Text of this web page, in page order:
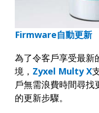
Firmware自動更新
為了令客戶享受最新
境， Zyxel Multy X
戶無需浪費時間尋找
的更新步驟。